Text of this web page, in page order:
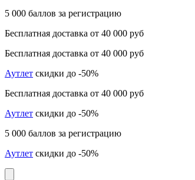
5 000 баллов за регистрацию
Бесплатная доставка от 40 000 руб
Бесплатная доставка от 40 000 руб
Аутлет скидки до -50%
Бесплатная доставка от 40 000 руб
Аутлет скидки до -50%
5 000 баллов за регистрацию
Аутлет скидки до -50%